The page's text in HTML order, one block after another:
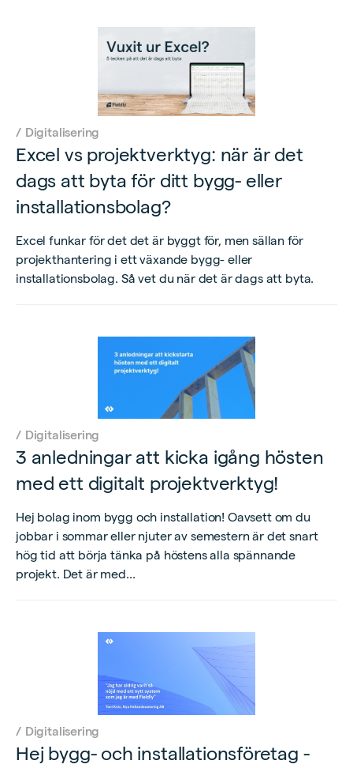
/ Digitalisering
Excel vs projektverktyg: när är det
dags att byta för ditt bygg- eller
installationsbolag?
Excel funkar för det det är byggt för, men sällan för
projekthantering i ett växande bygg- eller
installationsbolag. Så vet du när det är dags att byta.
/ Digitalisering
3 anledningar att kicka igång hösten
med ett digitalt projektverktyg!
Hej bolag inom bygg och installation! Oavsett om du
jobbar i sommar eller njuter av semestern är det snart
hög tid att börja tänka på höstens alla spännande
projekt. Det är med...
/ Digitalisering
Hej bygg- och installationsföretag -